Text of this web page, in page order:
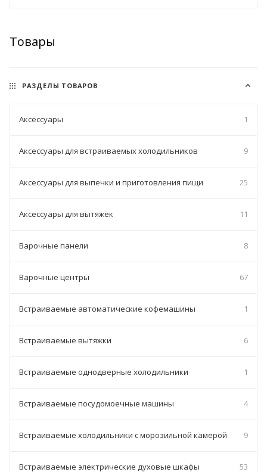
Товары
РАЗДЕЛЫ ТОВАРОВ
Аксессуары 1
Аксессуары для встраиваемых холодильников 9
Аксессуары для выпечки и приготовления пищи 25
Аксессуары для вытяжек 11
Варочные панели 8
Варочные центры 67
Встраиваемые автоматические кофемашины 1
Встраиваемые вытяжки 6
Встраиваемые однодверные холодильники 1
Встраиваемые посудомоечные машины 4
Встраиваемые холодильники с морозильной камерой 9
Встраиваемые электрические духовые шкафы 53